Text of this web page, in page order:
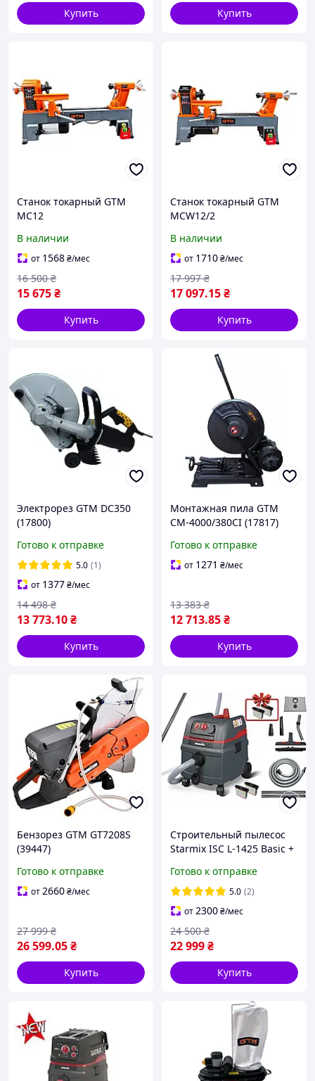
Купить Купить
Станок токарный GTM
MC12
В наличии
от 1568₴/мес
15 675₴
16 500 ₴
Купить
Станок токарный GTM
MCW12/2
В наличии
от 1710₴/мес
17 097.15₴
17 997 ₴
Купить
Электрорез GTM DC350
(17800)
Готово к отправке
5.0 (1)
от 1377₴/мес
13 773.10₴
14 498 ₴
Купить
Монтажная пила GTM
CM-4000/380CI (17817)
Готово к отправке
от 1271 ₴/мес
12 713.85₴
13 383 ₴
Купить
Бензорез GTM GT7208S
(39447)
Готово к отправке
от2660₴/мес
26 599.05₴
27 999 ₴
Купить
Строительный пылесос
Starmix ISC L-1425 Basic +
Готово к отправке
5.0 (2)
от2300₴/мес
22 999₴
24 500 ₴
Купить